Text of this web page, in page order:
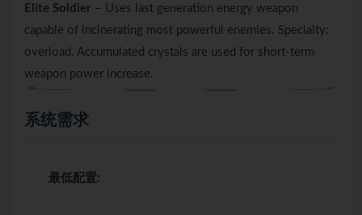
Elite Soldier – Uses last generation energy weapon
capable of incinerating most powerful enemies. Specialty:
overload. Accumulated crystals are used for short-term
weapon power increase.
系统需求
最低配置: